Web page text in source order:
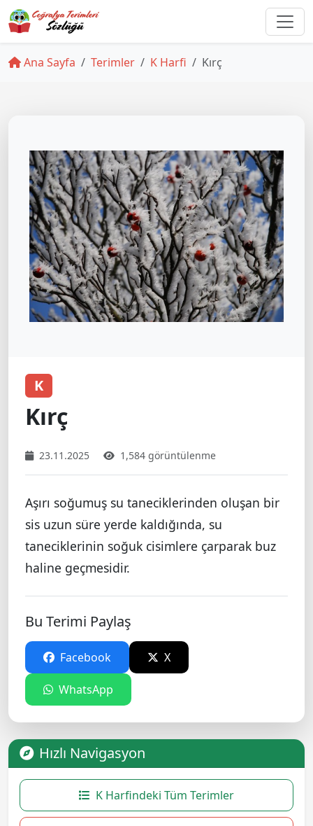
Ana Sayfa Terimler K Harfi Kırç
K
Kırç
23.11.2025 1,584 görüntülenme
Aşırı soğumuş su taneciklerinden oluşan bir
sis uzun süre yerde kaldığında, su
taneciklerinin soğuk cisimlere çarparak buz
haline geçmesidir.
Bu Terimi Paylaş
Facebook X
WhatsApp
Hızlı Navigasyon
K Harfindeki Tüm Terimler